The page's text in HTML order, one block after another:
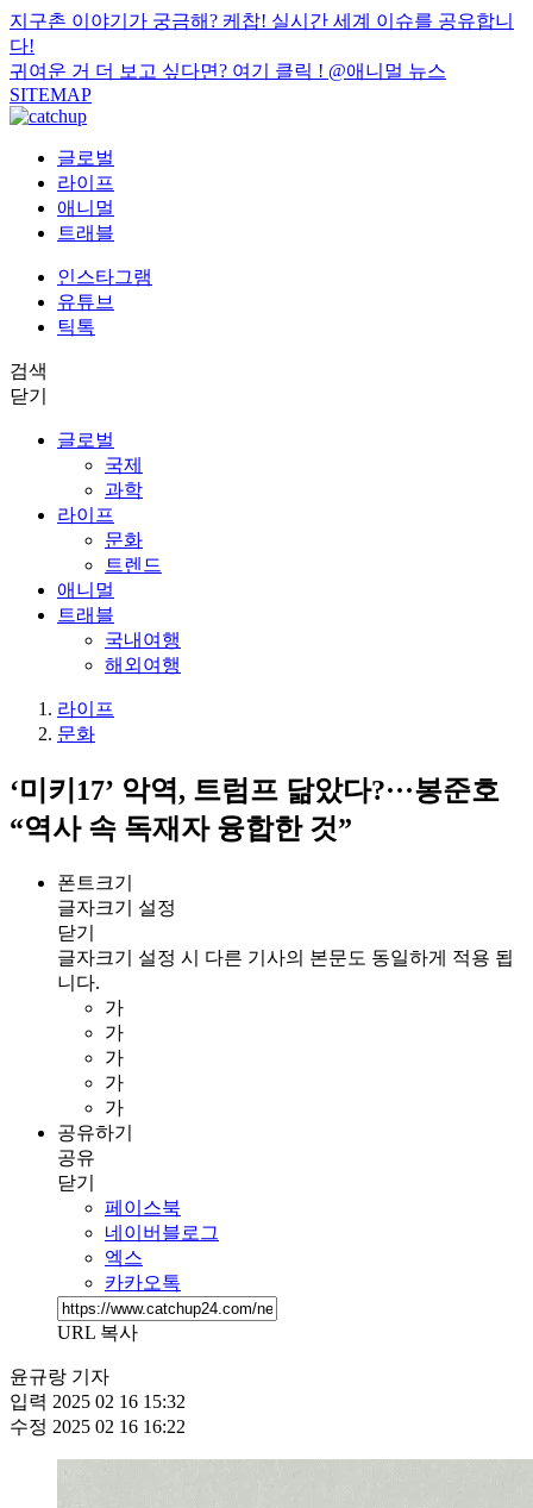
지구촌 이야기가 궁금해? 케찹! 실시간 세계 이슈를 공유합니
다!
귀여운 거 더 보고 싶다면? 여기 클릭 ! @애니멀 뉴스
SITEMAP
글로벌
라이프
애니멀
트래블
인스타그램
유튜브
틱톡
검색
닫기
글로벌
국제
과학
라이프
문화
트렌드
애니멀
트래블
국내여행
해외여행
라이프
문화
‘미키17’ 악역, 트럼프 닮았다?···봉준호
“역사 속 독재자 융합한 것”
폰트크기
글자크기 설정
닫기
글자크기 설정 시 다른 기사의 본문도 동일하게 적용 됩
니다.
가
가
가
가
가
공유하기
공유
닫기
페이스북
네이버블로그
엑스
카카오톡
URL 복사
윤규랑 기자
입력 2025 02 16 15:32
수정 2025 02 16 16:22